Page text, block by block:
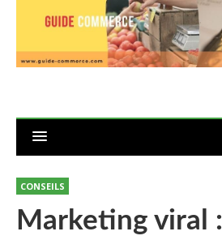
CONSEILS
Marketing viral :